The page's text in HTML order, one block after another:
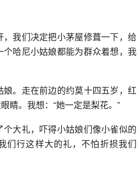
我们决定把小茅屋修葺一下，给
哈尼小姑娘都能为群众着想，我
。走在前边的约莫十四五岁，红
睛。我想：“她一定是梨花。”
大礼，吓得小姑娘们像小雀似的
们行这样大的礼，不怕折损我们